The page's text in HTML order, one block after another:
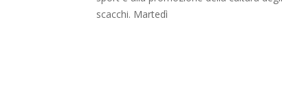
scacchi. Martedì